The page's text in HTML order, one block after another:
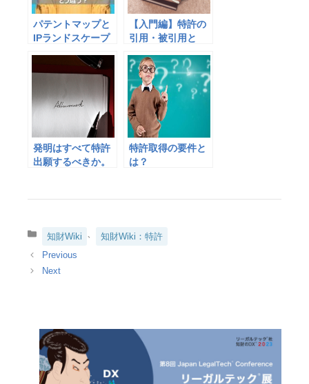
パテントマップと
IPランドスケープ
【入門編】特許の
引用・被引用と
発明はすべて特許
出願するべきか。
発明～
特許取得の要件と
は？
カ
ゴ
リ
知財Wiki 、 知財Wiki：特許